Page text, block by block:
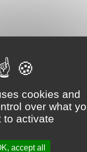
cookies and
over what
to activate
accept all